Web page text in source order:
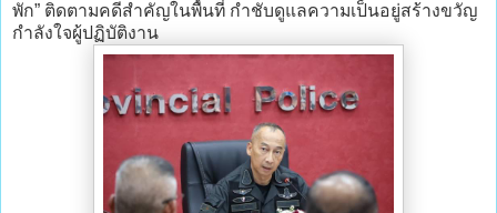
พัก” ติดตามคดีสำคัญในพื้นที่ กำชับดูแลความเป็นอยู่สร้างขวัญ
กำลังใจผู้ปฏิบัติงาน